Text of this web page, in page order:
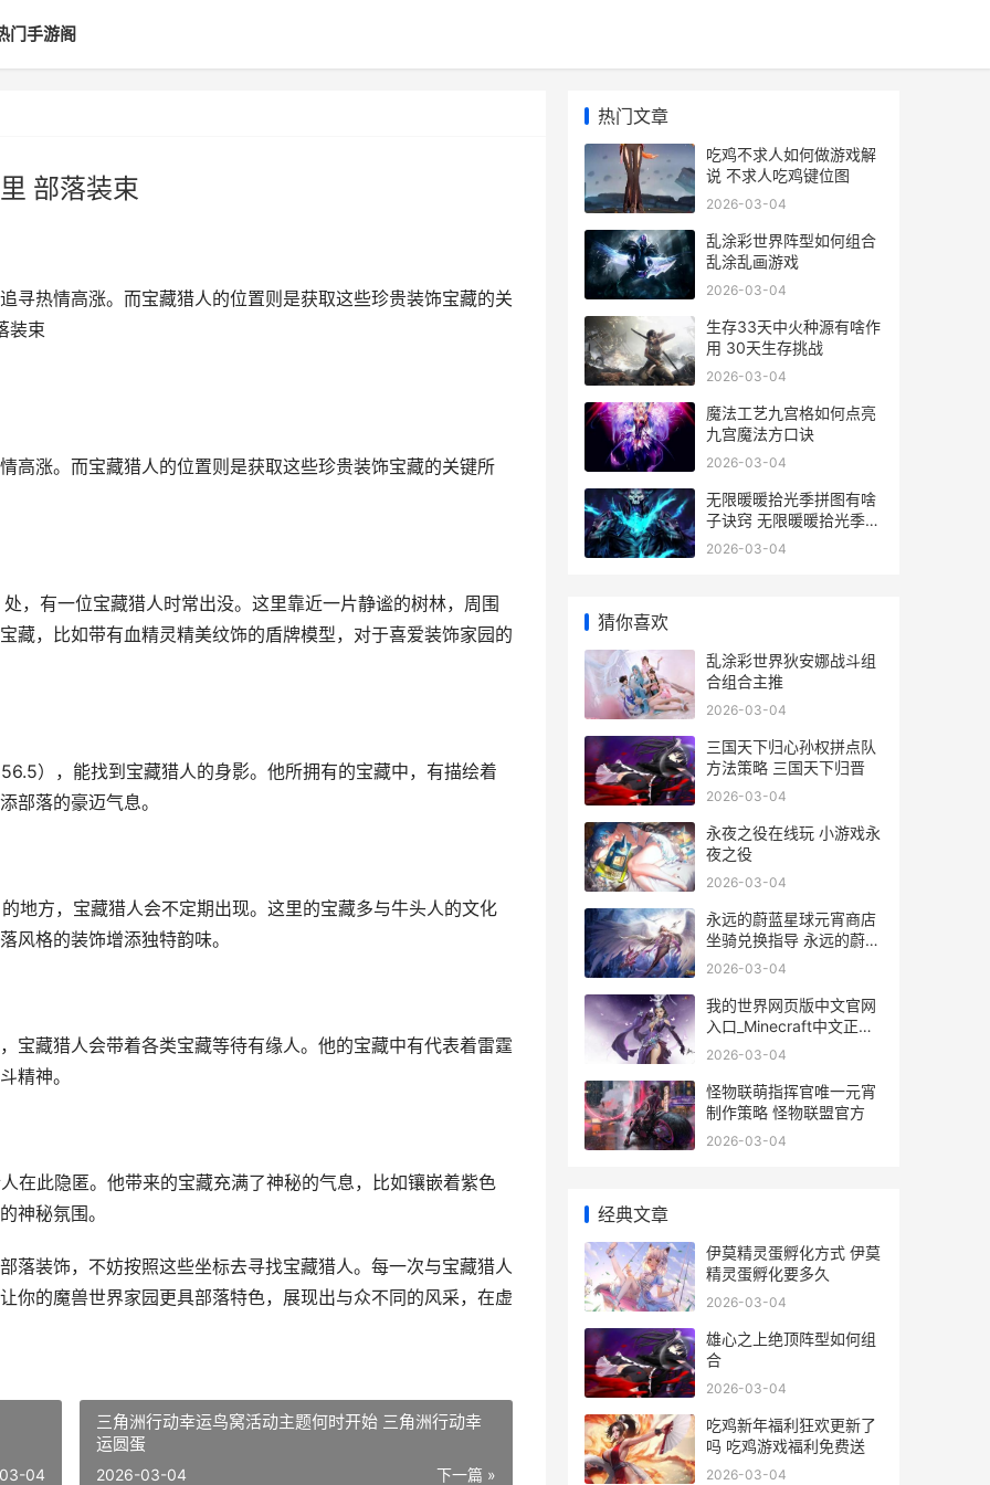
门手游阁
部落装束
寻热情高涨。而宝藏猎人的位置则是获取这些珍贵装饰宝藏的关
装束
高涨。而宝藏猎人的位置则是获取这些珍贵装饰宝藏的关键所
，有一位宝藏猎人时常出没。这里靠近一片静谧的树林，周围
藏，比如带有血精灵精美纹饰的盾牌模型，对于喜爱装饰家园的
），能找到宝藏猎人的身影。他所拥有的宝藏中，有描绘着
部落的豪迈气息。
地方，宝藏猎人会不定期出现。这里的宝藏多与牛头人的文化
风格的装饰增添独特韵味。
宝藏猎人会带着各类宝藏等待有缘人。他的宝藏中有代表着雷霆
精神。
在此隐匿。他带来的宝藏充满了神秘的气息，比如镶嵌着紫色
神秘氛围。
落装饰，不妨按照这些坐标去寻找宝藏猎人。每一次与宝藏猎人
你的魔兽世界家园更具部落特色，展现出与众不同的风采，在虚
04
三角洲行动幸运鸟窝活动主题何时开始 三角洲行动幸
运圆蛋
下一篇 »
2026-03-04
热门文章
吃鸡不求人如何做游戏解
说 不求人吃鸡键位图
2026-03-04
乱涂彩世界阵型如何组合
乱涂乱画游戏
2026-03-04
生存33天中火种源有啥作
用 30天生存挑战
2026-03-04
魔法工艺九宫格如何点亮
九宫魔法方口诀
2026-03-04
无限暖暖拾光季拼图有啥
子诀窍 无限暖暖拾光季活
动
2026-03-04
猜你喜欢
乱涂彩世界狄安娜战斗组
合组合主推
2026-03-04
三国天下归心孙权拼点队
方法策略 三国天下归晋
2026-03-04
永夜之役在线玩 小游戏永
夜之役
2026-03-04
永远的蔚蓝星球元宵商店
坐骑兑换指导 永远的蔚蓝
星球破解版修改器
2026-03-04
我的世界网页版中文官网
入口_Minecraft中文正版
网页进入 我的世界网页版
2026-03-04
怪物联萌指挥官唯一元宵
制作策略 怪物联盟官方
2026-03-04
经典文章
伊莫精灵蛋孵化方式 伊莫
精灵蛋孵化要多久
2026-03-04
雄心之上绝顶阵型如何组
合
2026-03-04
吃鸡新年福利狂欢更新了
吗 吃鸡游戏福利免费送
2026-03-04